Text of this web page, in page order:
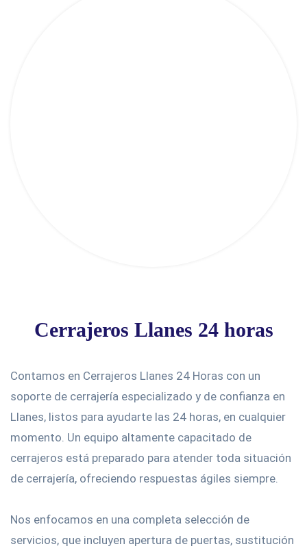
Cerrajeros Llanes 24 horas
Contamos en Cerrajeros Llanes 24 Horas con un
soporte de cerrajería especializado y de confianza en
Llanes, listos para ayudarte las 24 horas, en cualquier
momento. Un equipo altamente capacitado de
cerrajeros está preparado para atender toda situación
de cerrajería, ofreciendo respuestas ágiles siempre.
Nos enfocamos en una completa selección de
servicios, que incluyen apertura de puertas, sustitución